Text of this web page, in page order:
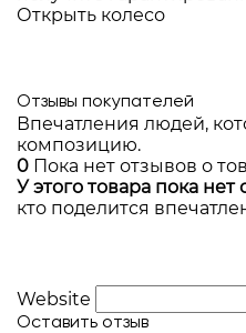
Открыть колесо
Отзывы покупателей
Впечатления людей,
композицию.
0 Пока нет отзывов о
У этого товара пока нет
кто поделится
Website
Оставить отзыв